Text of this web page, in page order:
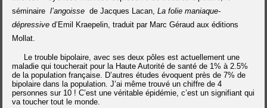
séminaire l’angoisse de Jacques Lacan,La folie maniaque-
dépressive d’Emil Kraepelin, traduit par Marc Géraud aux éditions
Mollat.
Le trouble bipolaire, avec ses deux pôles est actuellement une
maladie qui toucherait pour la Haute Autorité de santé de 1% à 2.5%
de la population française. D’autres études évoquent près de 7% de
bipolaire dans la population. J’ai même trouvé un chiffre de 4
personnes sur 10 ! C’est une véritable épidémie, c’est un signifiant qui
va toucher tout le monde.